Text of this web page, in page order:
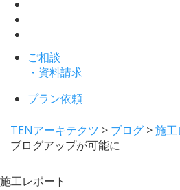
navigation
ご相談
・資料請求
プラン依頼
TENアーキテクツ > ブログ >施工
ブログアップが可能に
施工レポート